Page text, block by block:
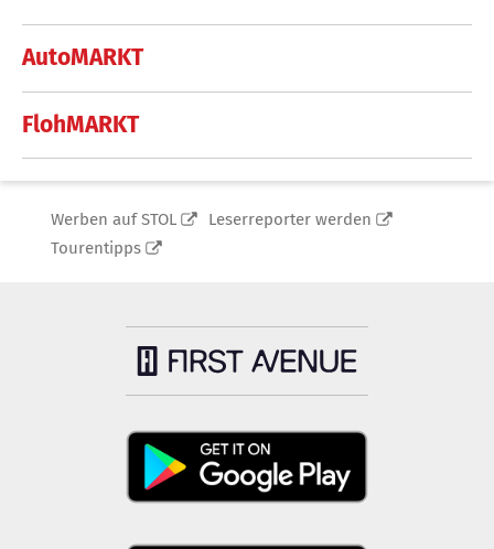
AutoMARKT
FlohMARKT
Werben auf STOL
Leserreporter werden
Tourentipps